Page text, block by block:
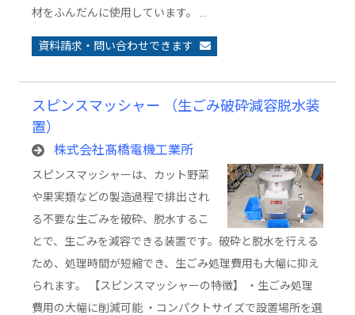
材をふんだんに使用しています。 …
資料請求・問い合わせできます
スピンスマッシャー （生ごみ破砕減容脱水装
置）
株式会社髙橋電機工業所
スピンスマッシャーは、カット野菜
や果実類などの製造過程で排出され
る不要な生ごみを破砕、脱水するこ
とで、生ごみを減容できる装置です。破砕と脱水を行える
ため、処理時間が短縮でき、生ごみ処理費用も大幅に抑え
られます。 【スピンスマッシャーの特徴】 ・生ごみ処理
費用の大幅に削減可能 ・コンパクトサイズで設置場所を選